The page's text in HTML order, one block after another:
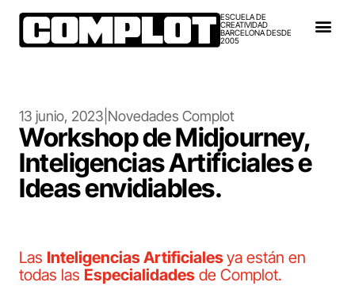
ESCUELA DE
CREATIVIDAD
BARCELONA DESDE
2005
13 junio, 2023 Novedades Complot
Workshop de Midjourney,
Inteligencias Artificiales e
Ideas envidiables.
Las Inteligencias Artificialesya están en
todas las Especialidades de Complot.